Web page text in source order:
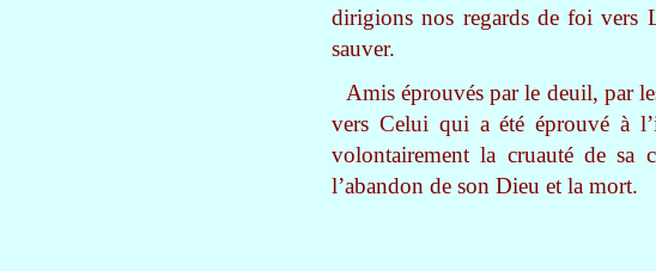
dirigions nos regards de foi vers
sauver.
Amis éprouvés par le deuil, par
vers Celui qui a été éprouvé à
volontairement la cruauté de sa
l’abandon de son Dieu et la mort.